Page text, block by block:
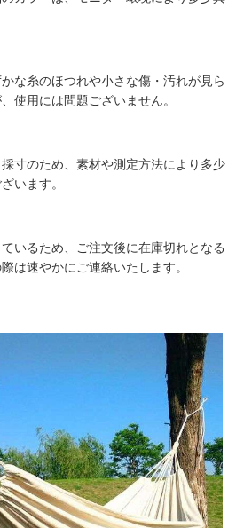
な糸のほつれや小さな傷・汚れが見ら
使用には問題ございません。
寸のため、素材や測定方法により多少
います。
いるため、ご注文後に在庫切れとなる
は速やかにご連絡いたします。